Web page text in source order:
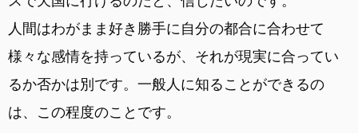
人間はわがまま好き勝手に自分の都合に合わせて
様々な感情を持っているが、それが現実に合ってい
るか否かは別です。一般人に知ることができるの
は、この程度のことです。